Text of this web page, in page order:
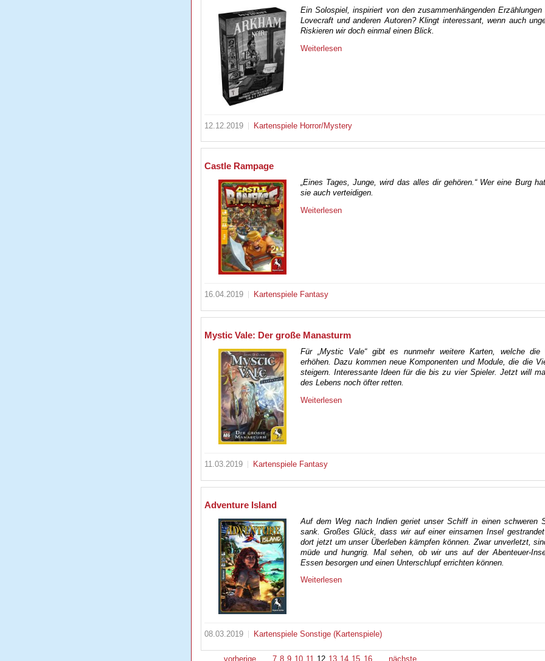
Ein Solospiel, inspiriert von den zusammenhängenden Erzählungen
Lovecraft und anderen Autoren? Klingt interessant, wenn auch
Riskieren wir doch einmal einen Blick.
Weiterlesen
12.12.2019 Kartenspiele Horror/Mystery
Castle Rampage
„Eines Tages, Junge, wird das alles dir gehören.“ Wer eine Burg
sie auch verteidigen.
Weiterlesen
16.04.2019 Kartenspiele Fantasy
Mystic Vale: Der große Manasturm
Für „Mystic Vale“ gibt es nunmehr weitere Karten, welche die
erhöhen. Dazu kommen neue Komponenten und Module, die die
steigern. Interessante Ideen für die bis zu vier Spieler. Jetzt will
des Lebens noch öfter retten.
Weiterlesen
11.03.2019 Kartenspiele Fantasy
Adventure Island
Auf dem Weg nach Indien geriet unser Schiff in einen schweren
sank. Großes Glück, dass wir auf einer einsamen Insel
dort jetzt um unser Überleben kämpfen können. Zwar unverletzt,
müde und hungrig. Mal sehen, ob wir uns auf der Abenteuer-
Essen besorgen und einen Unterschlupf errichten können.
Weiterlesen
08.03.2019 Kartenspiele Sonstige (Kartenspiele)
vorherige 7 8 9 10 11 12 13 14 15 16 nächste